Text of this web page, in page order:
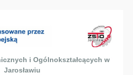
i Ogólnokształcących w
Jarosławiu